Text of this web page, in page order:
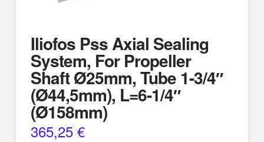
Iliofos Pss Axial Sealing
System, For Propeller
Shaft Ø25mm, Tube 1-3/4″
(Ø44,5mm), L=6-1/4″
(Ø158mm)
365,25 €